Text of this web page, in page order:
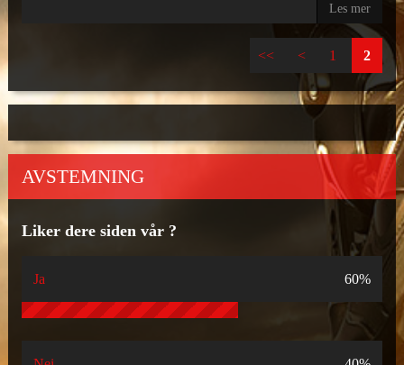
Les mer
<< < 1 2
AVSTEMNING
Liker dere siden vår ?
Ja 60%